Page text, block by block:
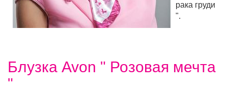
рака груди
".
Блузка Avon " Розовая мечта
"